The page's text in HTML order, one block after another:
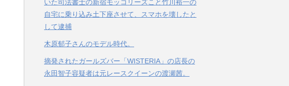
いた司法書士の新宿モッコリーズこと竹川裕一の
自宅に乗り込み土下座させて、スマホを壊したと
して逮捕
木原郁子さんのモデル時代。
摘発されたガールズバー「WISTERIA」の店長の
永田智子容疑者は元レースクイーンの渡瀬茜。